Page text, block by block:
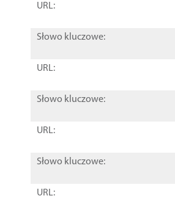
URL:
Słowo kluczowe:
URL:
Słowo kluczowe:
URL:
Słowo kluczowe:
URL: